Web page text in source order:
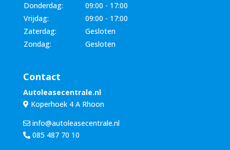
Donderdag:
09:00 - 17:00
Vrijdag:
09:00 - 17:00
Zaterdag:
Gesloten
Zondag:
Gesloten
Contact
Autoleasecentrale.nl
Koperhoek 4 A Rhoon
info@autoleasecentrale.nl
085 487 70 10